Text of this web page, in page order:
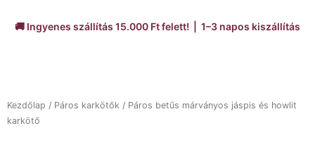
🚚 Ingyenes szállítás 15.000 Ft felett! | 1–3 napos kiszállítás
Kezdőlap / Páros karkötők / Páros betűs márványos jáspis és howlit
karkötő